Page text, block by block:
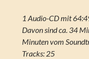
1 Audio-CD mit
Davon sind ca. 34
Minuten vom
Tracks: 25